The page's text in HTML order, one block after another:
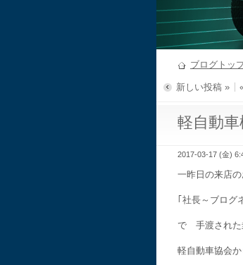
ブログトッ
新しい投稿 »
軽自動
2017-03-17 (金)
一昨日の来店
｢社長～ブログ
で 手渡された
軽自動車協会